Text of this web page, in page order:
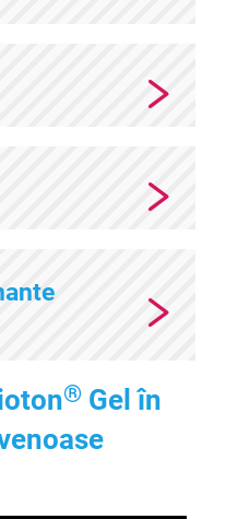
® Gel în